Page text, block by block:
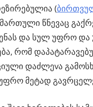
(
წნევაც
და სულ უფრო
რომ
დაძლეvა
მეტად